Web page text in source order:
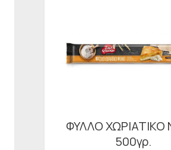
ΦΥΛΛΟ
500γρ.